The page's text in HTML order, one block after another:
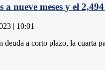
nueve meses y el
| 10:01
deuda a corto plazo, la cuarta